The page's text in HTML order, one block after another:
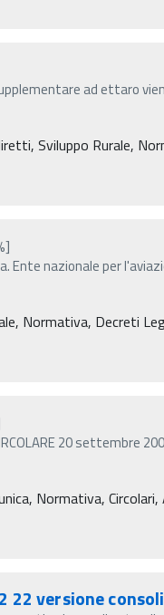
ad ettaro
Sviluppo Rurale,
Ente nazionale per
Normativa, Decreti
20 settembre
Normativa,
22 versione